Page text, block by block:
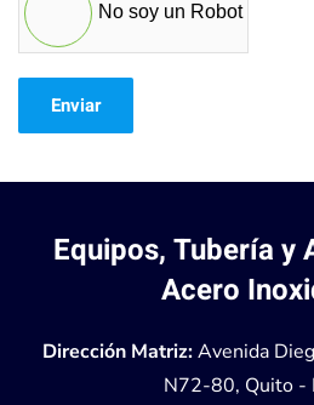
No soy un Robot
Enviar
Equipos, Tubería y
Acero
Dirección Matriz:Avenida
N72-80, Quito -